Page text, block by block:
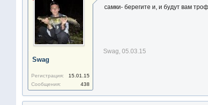
Swag
Регистрация:
15.01.15
Сообщения:
438
самки- берегите и, и будут вам
Swag, 05.03.15